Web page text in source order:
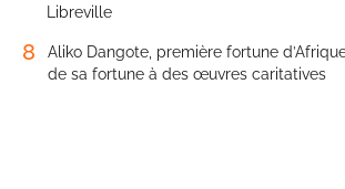
Libreville
8
Aliko Dangote, première fortune
de sa fortune à des œuvres caritatives